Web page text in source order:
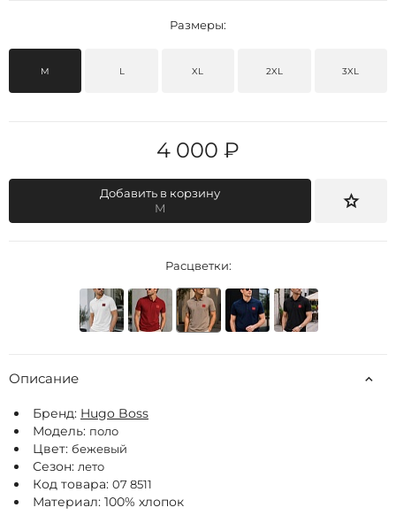
Размеры:
M L XL 2XL 3XL
4 000 ₽
Добавить в корзину
M
Расцветки:
Описание
Бренд: Hugo Boss
Модель: поло
Цвет: бежевый
Сезон: лето
Код товара: 07 8511
Материал: 100% хлопок